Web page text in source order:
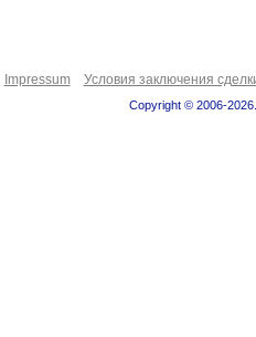
Impressum Условия заключения
Copyright © 2006-